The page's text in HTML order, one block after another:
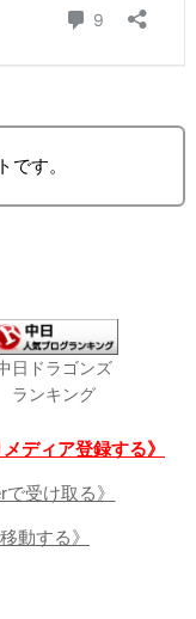
です。
日ドラゴンズ
ランキング
ディア登録する》
受け取る》
動する》